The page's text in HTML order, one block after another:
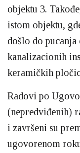
objektu 3.
istom objektu,
došlo do
kanalizacionih
keramičkih
Radovi po
(nepredviđenih)
i završeni su
ugovorenom